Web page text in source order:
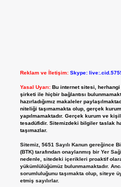
Reklam ve İletişim: Skype:
Yasal Uyarı: Bu internet sitesi,
şirketi ile hiçbir bağlantısı
hazırladığımız makaleler
niteliği taşımamakta olup, gerçek
yapılmamaktadır. Gerçek kurum ve
tesadüfidir. Sitemizdeki bilgiler taslak
taşımazlar.
Sitemiz, 5651 Sayılı Kanun gereğince
(BTK) tarafından onaylanmış bir Yer
nedenle, sitedeki içerikleri proaktif
yükümlülüğümüz bulunmamaktadır.
sorumluluğunu taşımakta olup, siteye
etmiş sayılırlar.